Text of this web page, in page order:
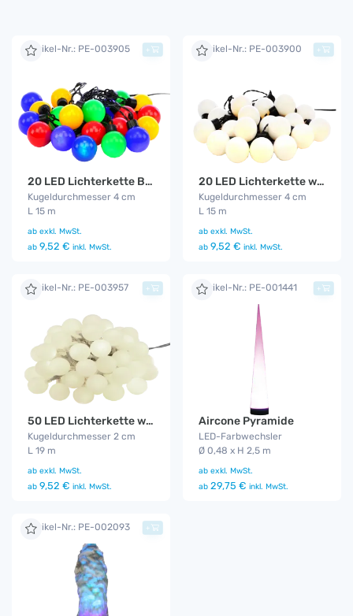
Artikel-Nr.: PE-003905
20 LED Lichterkette Bunt
Kugeldurchmesser 4 cm
L 15 m
ab exkl. MwSt.
ab 9,52 € inkl. MwSt.
+ Artikel-Nr.: PE-003900
20 LED Lichterkette warm - weiß
Kugeldurchmesser 4 cm
L 15 m
ab exkl. MwSt.
ab 9,52 € inkl. MwSt.
+
Artikel-Nr.: PE-003957
50 LED Lichterkette warm - weiß
Kugeldurchmesser 2 cm
L 19 m
ab exkl. MwSt.
ab 9,52 € inkl. MwSt.
+ Artikel-Nr.: PE-001441
Aircone Pyramide
LED-Farbwechsler
Ø 0,48 x H 2,5 m
ab exkl. MwSt.
ab 29,75 € inkl. MwSt.
+
Artikel-Nr.: PE-002093 +